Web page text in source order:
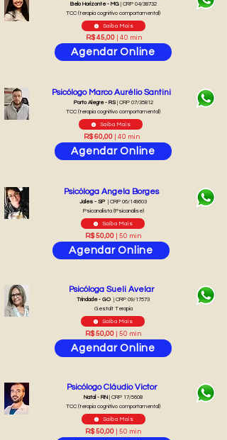
Saiba Mais
Agendar Online
R$ 45,00| 40 min
Belo Horizonte - MG| CRP 04/38732
TCC (terapia cognitivo comportamental)
Saiba Mais
Psicólogo Marco Aurélio Santini
R$ 60,00| 40 min
Porto Alegre - RS| CRP 07/35812
TCC (terapia cognitivo comportamental)
Agendar Online
Saiba Mais
Psicóloga Angela Borges
Agendar Online
R$ 50,00 | 50 min
Jales - SP | CRP 06/149603
Psicanalista (Psicanálise)
Saiba Mais
Psicóloga Sueli Avelar
Agendar Online
R$ 50,00 | 50 min
Trindade - GO | CRP 09/17573
Gestalt Terapia
Saiba Mais
Psicólogo Cláudio Victor
R$ 50,00 | 50 min
Natal - RN | CRP 17/5608
TCC (terapia cognitivo comportamental)